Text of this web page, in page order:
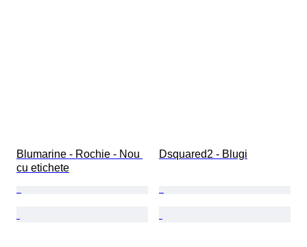
Blumarine - Rochie - Nou
cu etichete
Dsquared2 - Blugi